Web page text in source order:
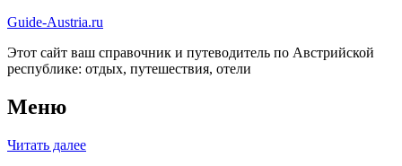
Guide-Austria.ru
Этот сайт ваш справочник и путеводитель по Австрийской
республике: отдых, путешествия, отели
Меню
Читать далее